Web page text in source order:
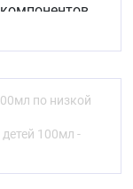
с
по низкой
100мл -